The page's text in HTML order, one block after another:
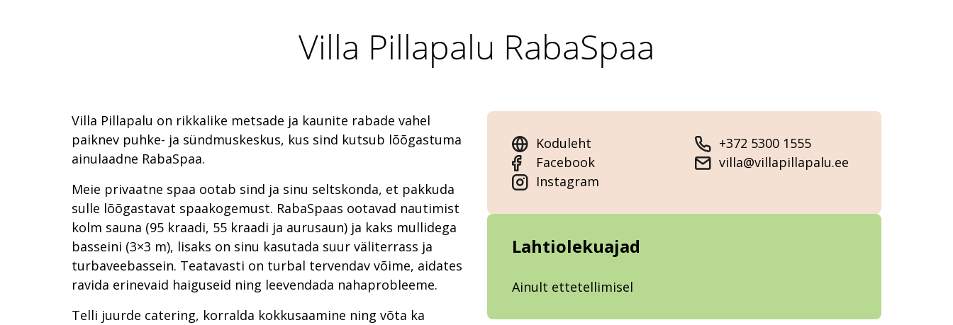
Villa Pillapalu RabaSpaa
Villa Pillapalu on rikkalike metsade ja kaunite rabade vahel
paiknev puhke- ja sündmuskeskus, kus sind kutsub lõõgastuma
ainulaadne RabaSpaa.
Meie privaatne spaa ootab sind ja sinu seltskonda, et pakkuda
sulle lõõgastavat spaakogemust. RabaSpaas ootavad nautimist
kolm sauna (95 kraadi, 55 kraadi ja aurusaun) ja kaks mullidega
basseini (3×3 m), lisaks on sinu kasutada suur väliterrass ja
turbaveebassein. Teatavasti on turbal tervendav võime, aidates
ravida erinevaid haiguseid ning leevendada nahaprobleeme.
Telli juurde catering, korralda kokkusaamine ning võta ka
Koduleht
Facebook
Instagram
+372 5300 1555
villa@villapillapalu.ee
Lahtiolekuajad
Ainult ettetellimisel